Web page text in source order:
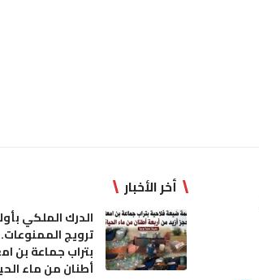
أخر الأخبار
الدرك الملكي
ترويج
بتراب جماعة بن
أطنان من ماء